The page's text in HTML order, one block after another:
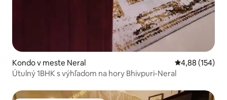
Kondo v meste Neral Priemerné
4,88 (154)
Útulný 1BHK s výhľadom na hory Bhivpuri-Neral